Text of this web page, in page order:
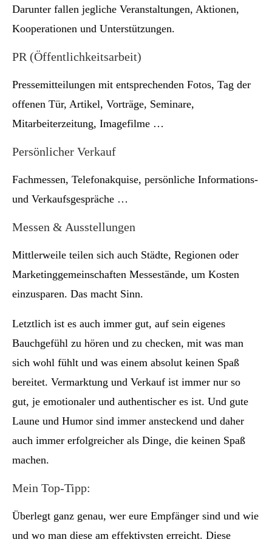
Darunter fallen jegliche Veranstaltungen, Aktionen,
Kooperationen und Unterstützungen.
PR (Öffentlichkeitsarbeit)
Pressemitteilungen mit entsprechenden Fotos, Tag der
offenen Tür, Artikel, Vorträge, Seminare,
Mitarbeiterzeitung, Imagefilme …
Persönlicher Verkauf
Fachmessen, Telefonakquise, persönliche Informations-
und Verkaufsgespräche …
Messen & Ausstellungen
Mittlerweile teilen sich auch Städte, Regionen oder
Marketinggemeinschaften Messestände, um Kosten
einzusparen. Das macht Sinn.
Letztlich ist es auch immer gut, auf sein eigenes
Bauchgefühl zu hören und zu checken, mit was man
sich wohl fühlt und was einem absolut keinen Spaß
bereitet. Vermarktung und Verkauf ist immer nur so
gut, je emotionaler und authentischer es ist. Und gute
Laune und Humor sind immer ansteckend und daher
auch immer erfolgreicher als Dinge, die keinen Spaß
machen.
Mein Top-Tipp:
Überlegt ganz genau, wer eure Empfänger sind und wie
und wo man diese am effektivsten erreicht. Diese